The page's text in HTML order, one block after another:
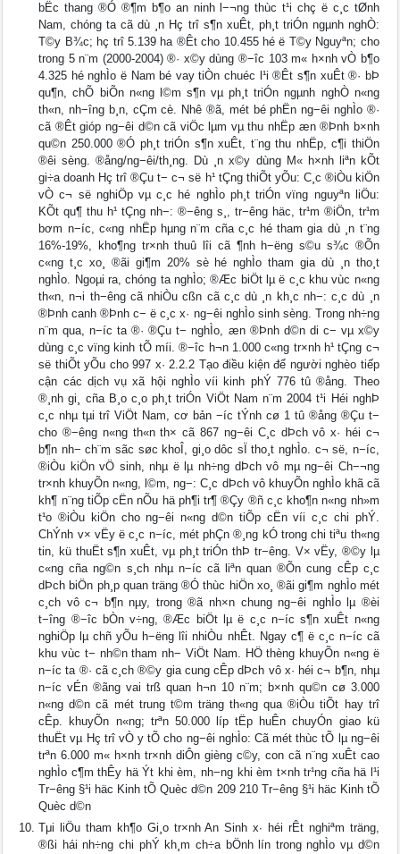
bËc thang ®Ó ®¶m b¶o an ninh l−¬ng thùc t¹i chç ë c¸c tØnh
Nam, chóng ta cã dù ¸n Hç trî s¶n xuÊt, ph¸t triÓn ngµnh nghÒ:
T©y B¾c; hç trî 5.139 ha ®Êt cho 10.455 hé ë T©y Nguyªn; cho
trong 5 n¨m (2000-2004) ®· x©y dùng ®−îc 103 m« h×nh vÒ b¶o
4.325 hé nghÌo ë Nam bé vay tiÒn chuéc l¹i ®Êt s¶n xuÊt ®· bÞ
qu¶n, chÕ biÕn n«ng l©m s¶n vµ ph¸t triÓn ngµnh nghÒ n«ng
th«n, nh−îng b¸n, cÇm cè. Nhê ®ã, mét bé phËn ng−êi nghÌo ®·
cã ®Êt gióp ng−êi d©n cã viÖc lµm vµ thu nhËp æn ®Þnh b×nh
qu©n 250.000 ®Ó ph¸t triÓn s¶n xuÊt, t¨ng thu nhËp, c¶i thiÖn
®êi sèng. ®ång/ng−êi/th¸ng. Dù ¸n x©y dùng M« h×nh liªn kÕt
gi÷a doanh Hç trî ®Çu t− c¬ së h¹ tÇng thiÕt yÕu: C¸c ®iÒu kiÖn
vÒ c¬ së nghiÖp vµ c¸c hé nghÌo ph¸t triÓn vïng nguyªn liÖu:
KÕt qu¶ thu h¹ tÇng nh−: ®−êng s¸, tr−êng häc, tr¹m ®iÖn, tr¹m
bơm n−íc, c«ng nhËp hµng n¨m cña c¸c hé tham gia dù ¸n t¨ng
16%-19%, kho¶ng tr×nh thuû lîi cã ¶nh h−ëng s©u s¾c ®Õn
c«ng t¸c xo¸ ®ãi gi¶m 20% sè hé nghÌo tham gia dù ¸n tho¸t
nghÌo. Ngoµi ra, chóng ta nghÌo; ®Æc biÖt lµ ë c¸c khu vùc n«ng
th«n, n¬i th−êng cã nhiÒu cßn cã c¸c dù ¸n kh¸c nh−: c¸c dù ¸n
®Þnh canh ®Þnh c− ë c¸c x· ng−êi nghÌo sinh sèng. Trong nh÷ng
n¨m qua, n−íc ta ®· ®Çu t− nghÌo, æn ®Þnh d©n di c− vµ x©y
dùng c¸c vïng kinh tÕ míi. ®−îc h¬n 1.000 c«ng tr×nh h¹ tÇng c¬
së thiÕt yÕu cho 997 x· 2.2.2 Tạo điều kiện để người nghèo tiếp
cận các dịch vụ xã hội nghÌo víi kinh phÝ 776 tû ®ång. Theo
®¸nh gi¸ cña B¸o c¸o ph¸t triÓn ViÖt Nam n¨m 2004 t¹i Héi nghÞ
c¸c nhµ tµi trî ViÖt Nam, cơ bản −íc tÝnh cø 1 tû ®ång ®Çu t−
cho ®−êng n«ng th«n th× cã 867 ng−êi C¸c dÞch vô x· héi c¬
b¶n nh− ch¨m sãc søc khoÎ, gi¸o dôc sÏ tho¸t nghÌo. c¬ së, n−íc,
®iÒu kiÖn vÖ sinh, nhµ ë lµ nh÷ng dÞch vô mµ ng−êi Ch−¬ng
tr×nh khuyÕn n«ng, l©m, ng−: C¸c dÞch vô khuyÕn nghÌo khã cã
kh¶ n¨ng tiÕp cËn nÕu hä ph¶i tr¶ ®Çy ®ñ c¸c kho¶n n«ng nh»m
t¹o ®iÒu kiÖn cho ng−êi n«ng d©n tiÕp cËn víi c¸c chi phÝ.
ChÝnh v× vËy ë c¸c n−íc, mét phÇn ®¸ng kÓ trong chi tiªu th«ng
tin, kü thuËt s¶n xuÊt, vµ ph¸t triÓn thÞ tr−êng. V× vËy, ®©y lµ
c«ng cña ng©n s¸ch nhµ n−íc cã liªn quan ®Õn cung cÊp c¸c
dÞch biÖn ph¸p quan träng ®Ó thùc hiÖn xo¸ ®ãi gi¶m nghÌo mét
c¸ch vô c¬ b¶n nµy, trong ®ã nh×n chung ng−êi nghÌo lµ ®èi
t−îng ®−îc bÒn v÷ng, ®Æc biÖt lµ ë c¸c n−íc s¶n xuÊt n«ng
nghiÖp lµ chñ yÕu h−ëng lîi nhiÒu nhÊt. Ngay c¶ ë c¸c n−íc cã
khu vùc t− nh©n tham nh− ViÖt Nam. HÖ thèng khuyÕn n«ng ë
n−íc ta ®· cã c¸ch ®©y gia cung cÊp dÞch vô x· héi c¬ b¶n, nhµ
n−íc vÉn ®ãng vai trß quan h¬n 10 n¨m; b×nh qu©n cø 3.000
n«ng d©n cã mét trung t©m träng th«ng qua ®iÒu tiÕt hay trî
cÊp. khuyÕn n«ng; trªn 50.000 líp tËp huÊn chuyÓn giao kü
thuËt vµ Hç trî vÒ y tÕ cho ng−êi nghÌo: Cã mét thùc tÕ lµ ng−êi
trªn 6.000 m« h×nh tr×nh diÔn gièng c©y, con cã n¨ng xuÊt cao
nghÌo c¶m thÊy hä Ýt khi èm, nh−ng khi èm t×nh tr¹ng cña hä l¹i
Tr−êng §¹i häc Kinh tÕ Quèc d©n 209 210 Tr−êng §¹i häc Kinh tÕ
Quèc d©n
Tμi liÖu tham kh¶o Gi¸o tr×nh An Sinh x∙ héi rÊt nghiªm träng,
®ßi hái nh÷ng chi phÝ kh¸m ch÷a bÖnh lín trong nghÌo vµ d©n